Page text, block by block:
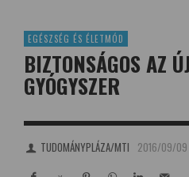
EGÉSZSÉG ÉS ÉLETMÓD
BIZTONSÁGOS AZ
GYÓGYSZER
TUDOMÁNYPLÁZA/MTI 2016/09/09